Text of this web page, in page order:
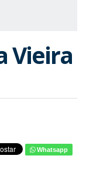
Vieira
Whatsapp